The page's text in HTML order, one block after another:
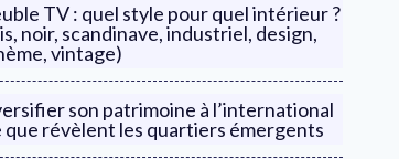
TV : quel style pour quel intérieur ?
noir, scandinave, industriel, design,
vintage)
son patrimoine à l’international
que révèlent les quartiers émergents